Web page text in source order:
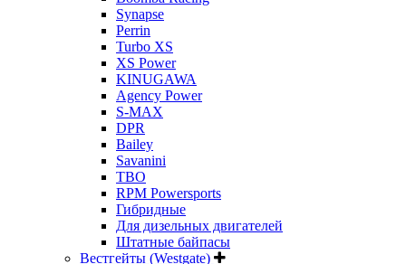
Synapse
Perrin
Turbo XS
XS Power
KINUGAWA
Agency Power
S-MAX
DPR
Bailey
Savanini
TBO
RPM Powersports
Гибридные
Для дизельных двигателей
Штатные байпасы
Вестгейты (Westgate)